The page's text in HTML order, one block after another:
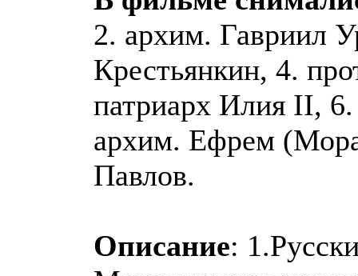
2. архим. Гавриил
Крестьянкин, 4.
патриарх Илия II,
архим. Ефрем
Павлов.
Описание: